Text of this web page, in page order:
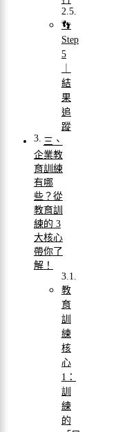
👣
Step
5
結
果
追
蹤
三、
企業教
育訓練
有哪
些？從
教育訓
練的 3
大核心
帶你了
解！
教
育
訓
練
核
心
1：
訓
練
的